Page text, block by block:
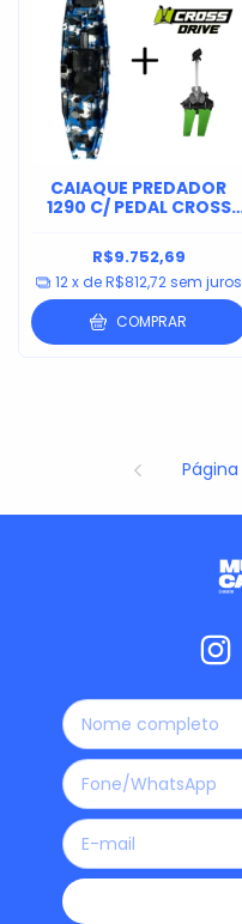
CAIAQUE PREDADOR
1290 C/ PEDAL CROSS
R$9.752,69
12x deR$812,72sem juros
COMPRAR
Página